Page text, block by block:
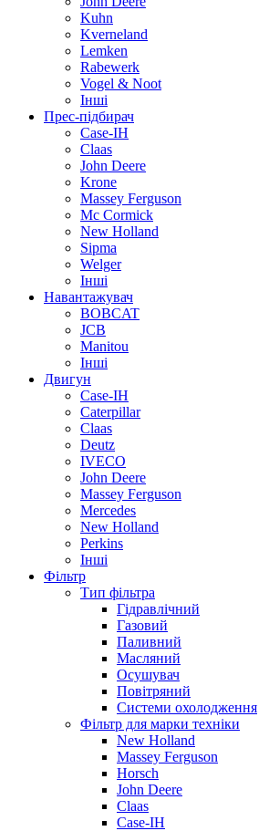
Kuhn
Kverneland
Lemken
Rabewerk
Vogel & Noot
Інші
Прес-підбирач
Case-IH
Claas
John Deere
Krone
Massey Ferguson
Mc Cormick
New Holland
Sipma
Welger
Інші
Навантажувач
BOBCAT
JCB
Manitou
Інші
Двигун
Case-IH
Caterpillar
Claas
Deutz
IVECO
John Deere
Massey Ferguson
Mercedes
New Holland
Perkins
Інші
Фільтр
Тип фільтра
Гідравлічний
Газовий
Паливний
Масляний
Осушувач
Повітряний
Системи охолодження
Фільтр для марки техніки
New Holland
Massey Ferguson
Horsch
John Deere
Claas
Case-IH